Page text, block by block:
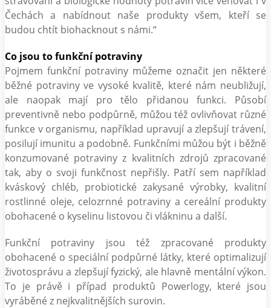
Čechách a nabídnout naše produkty všem, kteří se
budou chtít biohacknout s námi.“
Co jsou to funkční potraviny
Pojmem funkční potraviny můžeme označit jen některé
běžné potraviny ve vysoké kvalitě, které nám neubližují,
ale naopak mají pro tělo přidanou funkci. Působí
preventivně nebo podpůrně, můžou též ovlivňovat různé
funkce v organismu, například upravují a zlepšují trávení,
posilují imunitu a podobně. Funkčními můžou být i běžně
konzumované potraviny z kvalitních zdrojů zpracované
tak, aby o svoji funkčnost nepřišly. Patří sem například
kváskový chléb, probiotické zakysané výrobky, kvalitní
rostlinné oleje, celozrnné potraviny a cereální produkty
obohacené o kyselinu listovou či vlákninu a další.
Funkční potraviny jsou též zpracované produkty
obohacené o speciální podpůrné látky, které optimalizují
životosprávu a zlepšují fyzický, ale hlavně mentální výkon.
To je právě i případ produktů Powerlogy, které jsou
vyráběné z nejkvalitnějších surovin.